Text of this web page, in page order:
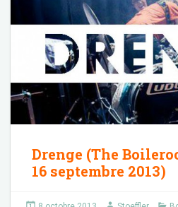
Drenge (The
16 septembre 2013)